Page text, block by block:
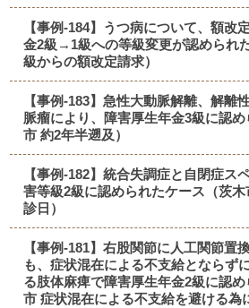
【事例-184】うつ病について、額改
金2級→1級への等級変更が認められ
級からの額改定請求）
【事例-183】急性大動脈解離、解離
脈瘤により、障害厚生年金3級に認
市 約2年半遡及）
【事例-182】統合失調症と自閉症ス
害等級2級に認められたケース（茨木
診日）
【事例-181】右股関節に人工関節置
も、症状混在による不支給とならず
る肢体麻痺で障害厚生年金2級に認
市 症状混在による不支給を避ける為